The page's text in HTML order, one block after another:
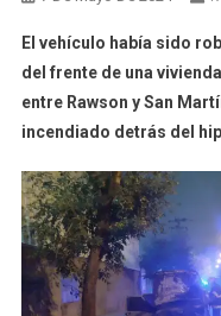
El vehículo había sido
del frente de una
entre Rawson y San
incendiado detrás del